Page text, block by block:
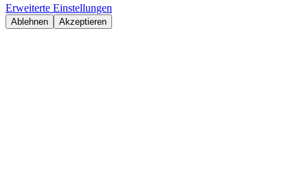
Erweiterte Einstellungen
Ablehnen Akzeptieren